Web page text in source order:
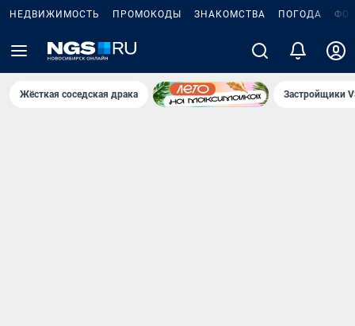
НЕДВИЖИМОСТЬ ПРОМОКОДЫ ЗНАКОМСТВА ПОГОДА
Жёсткая соседская драка Застройщики